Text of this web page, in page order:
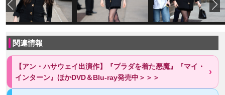
関連情報
【アン・ハサウェイ出演作】『プラダを着た悪魔』『マイ・
インターン』ほかDVD＆Blu‐ray発売中＞＞＞